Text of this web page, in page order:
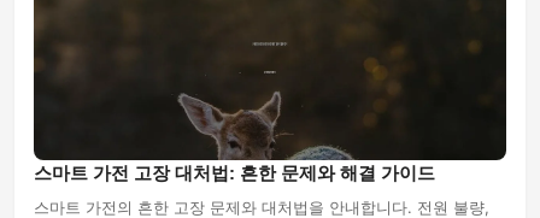
스마트 가전 고장 대처법: 흔한 문제와 해결 가이드
스마트 가전의 흔한 고장 문제와 대처법을 안내합니다. 전원 불량,